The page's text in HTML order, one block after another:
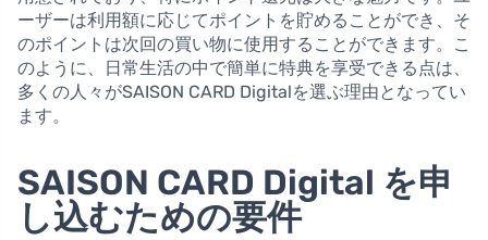
ーザーは利用額に応じてポイントを貯めることができ、そ
のポイントは次回の買い物に使用することができます。こ
のように、日常生活の中で簡単に特典を享受できる点は、
多くの人々がSAISON CARD Digitalを選ぶ理由となってい
ます。
SAISON CARD Digital を申
し込むための要件